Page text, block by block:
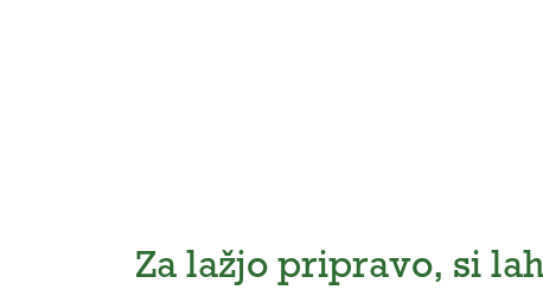
Za lažjo pripravo, si